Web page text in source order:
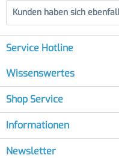
Kunden haben sich
Service Hotline
Wissenswertes
Shop Service
Informationen
Newsletter